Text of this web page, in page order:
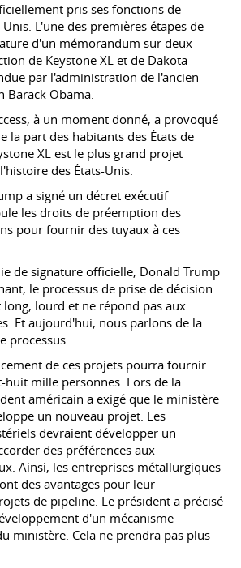
pris ses fonctions de
L'une des premières étapes de
d'un mémorandum sur deux
de Keystone XL et de Dakota
par l'administration de l'ancien
Barack Obama.
à un moment donné, a provoqué
la part des habitants des États de
XL est le plus grand projet
des États-Unis.
a signé un décret exécutif
les droits de préemption des
pour fournir des tuyaux à ces
de signature officielle, Donald Trump
le processus de prise de décision
lourd et ne répond pas aux
Et aujourd'hui, nous parlons de la
processus.
de ces projets pourra fournir
huit mille personnes. Lors de la
américain a exigé que le ministère
un nouveau projet. Les
devraient développer un
des préférences aux
Ainsi, les entreprises métallurgiques
des avantages pour leur
de pipeline. Le président a précisé
d'un mécanisme
ministère. Cela ne prendra pas plus